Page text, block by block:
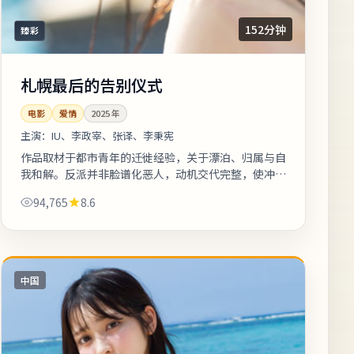
臻彩 152分钟
札幌最后的告别仪式
电影 爱情 2025年
主演： IU、李政宰、张译、李秉宪
作品取材于都市青年的迁徙经验，关于漂泊、归属与自
我和解。反派并非脸谱化恶人，动机交代完整，使冲突
亲自观看并形成独立判断。《札幌最...
94,765 8.6
中国